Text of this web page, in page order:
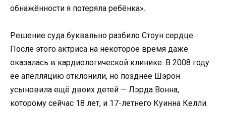
обнажённости я потеряла ребёнка».
Решение суда буквально разбило Стоун сердце.
После этого актриса на некоторое время даже
оказалась в кардиологической клинике. В 2008 году
её апелляцию отклонили, но позднее Шэрон
усыновила ещё двоих детей — Лэрда Вонна,
которому сейчас 18 лет, и 17-летнего Куинна Келли.